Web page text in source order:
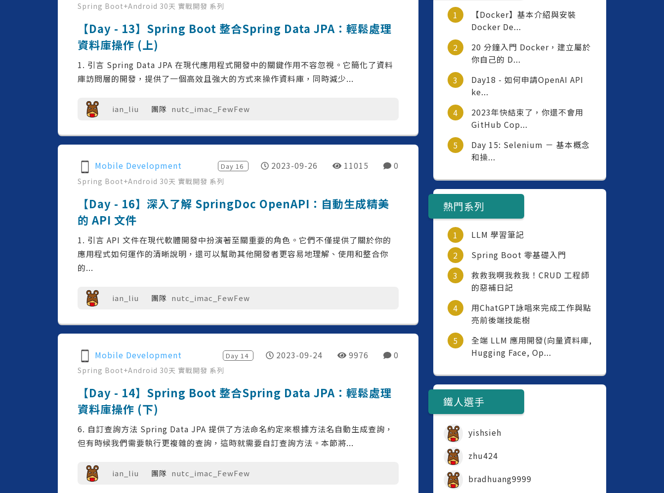
Spring Boot+Android 30天 實戰開發 系列
【Day - 13】Spring Boot 整合Spring Data JPA：輕鬆處理
資料庫操作 (上)
1. 引言 Spring Data JPA 在現代應用程式開發中的關鍵作用不容忽視。它簡化了資料
庫訪問層的開發，提供了一個高效且強大的方式來操作資料庫，同時減少...
ian_liu 團隊 nutc_imac_FewFew
Mobile Development Day 16 2023-09-26 11015 0
Spring Boot+Android 30天 實戰開發 系列
【Day - 16】深入了解 SpringDoc OpenAPI：自動生成精美
的 API 文件
1. 引言 API 文件在現代軟體開發中扮演著至關重要的角色。它們不僅提供了關於你的
應用程式如何運作的清晰說明，還可以幫助其他開發者更容易地理解、使用和整合你
的...
ian_liu 團隊 nutc_imac_FewFew
Mobile Development Day 14 2023-09-24 9976 0
Spring Boot+Android 30天 實戰開發 系列
【Day - 14】Spring Boot 整合Spring Data JPA：輕鬆處理
資料庫操作 (下)
6. 自訂查詢方法 Spring Data JPA 提供了方法命名約定來根據方法名自動生成查詢，
但有時候我們需要執行更複雜的查詢，這時就需要自訂查詢方法。本節將...
ian_liu 團隊 nutc_imac_FewFew
【Docker】基本介紹與安裝
Docker De...
20 分鐘入門 Docker，建立屬於
你自己的 D...
Day18 - 如何申請OpenAI API
ke...
2023年快結束了，你還不會用
GitHub Cop...
Day 15: Selenium － 基本概念
和操...
熱門系列
LLM 學習筆記
Spring Boot 零基礎入門
救救我啊我救我！CRUD 工程師
的惡補日記
用ChatGPT詠唱來完成工作與點
亮前後端技能樹
全端 LLM 應用開發(向量資料庫,
Hugging Face, Op...
鐵人選手
yishsieh
zhu424
bradhuang9999